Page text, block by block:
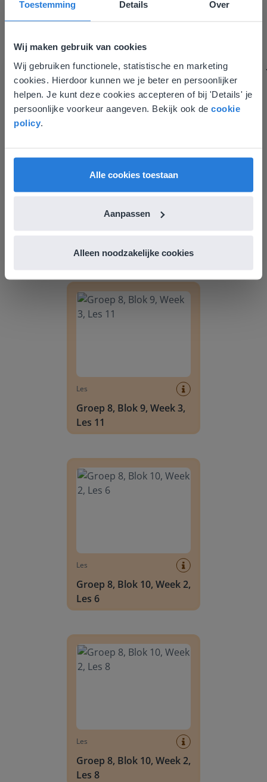
Toestemming Details Over
Wij maken gebruik van cookies
Wij gebruiken functionele, statistische en marketing
cookies. Hierdoor kunnen we je beter en persoonlijker
helpen. Je kunt deze cookies accepteren of bij 'Details' je
persoonlijke voorkeur aangeven. Bekijk ook de cookie
policy
Alle cookies toestaan
Aanpassen
Alleen noodzakelijke cookies
Gynzy maakt het lesgeven zoveel eenvoudiger én
aantrekkelijker voor zowel de leerkracht als de
om echt elke leerling de nodige aandacht te geven.
Zinloos tijdsverlies van o.a. verbeteren en extra
werkblaadjes maken is definitief voorbij.
Juf Els
Leefschool Het Droomschip
Ontdek meer!
Groep 8, Blok 9, Week 3, Les 11
Les
Groep 8, Blok 9, Week 3,
Les 11
Les
Groep 8, Blok 10, Week 2,
Les 6
Les
Groep 8, Blok 10, Week 2,
Les 8
Deze website komt niet
overeen met je locatie
Gezien je locatie, denken we dat je misschien
liever naar de website voor English gaat. Hier
English
Vlaanderen